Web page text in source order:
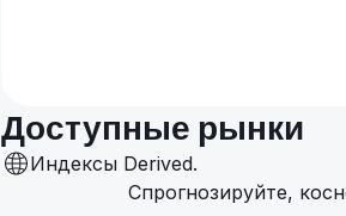
Доступные рынки
Индексы Derived.
Спрогнозируйте,